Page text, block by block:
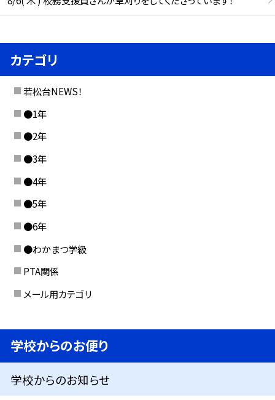
カテゴリ
若松台NEWS！
●1年
●2年
●3年
●4年
●5年
●6年
●わかまつ学級
PTA関係
メール用カテゴリ
学校からのお便り
学校からのお知らせ